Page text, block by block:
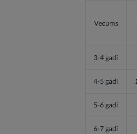
Vecums
3-4 gadi
4-5 gadi
5-6 gadi
6-7 gadi